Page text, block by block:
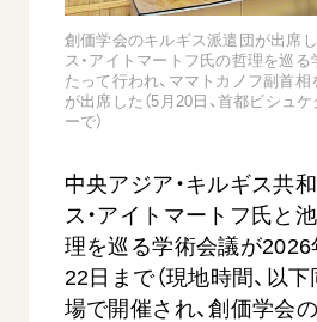
入会について
関連団体
道府県中心会館
聖教ブックストア
soka youth media
Soka Gakkai グローバルサイト
SOKA PICKS
創価学会のキルギス派遣団が出席
ス・アイトマートフ氏の哲理を巡る
たって行われ、ママトカノフ副首相
が出席した（5月20日、首都ビシュ
ーで）
中央アジア・キルギス共
ス・アイトマートフ氏と
理を巡る学術会議が
22日まで（現地時間、以下
場で開催され、創価学会